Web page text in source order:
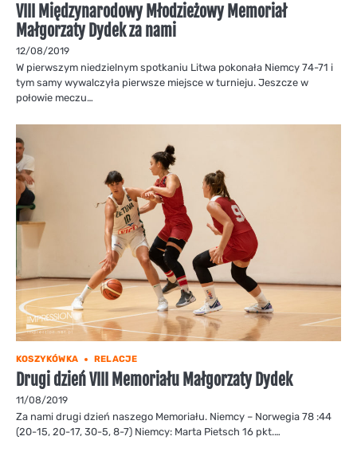
VIII Międzynarodowy Młodzieżowy Memoriał
Małgorzaty Dydek za nami
12/08/2019
W pierwszym niedzielnym spotkaniu Litwa pokonała Niemcy 74-71 i
tym samy wywalczyła pierwsze miejsce w turnieju. Jeszcze w
połowie meczu…
KOSZYKÓWKA RELACJE
Drugi dzień VIII Memoriału Małgorzaty Dydek
11/08/2019
Za nami drugi dzień naszego Memoriału. Niemcy – Norwegia 78 :44
(20-15, 20-17, 30-5, 8-7) Niemcy: Marta Pietsch 16 pkt.…